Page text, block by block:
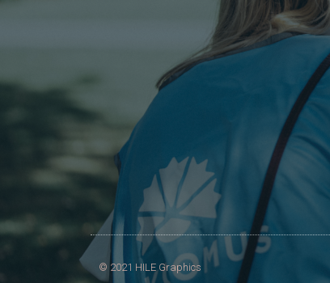
© 2021 HILE Graphics